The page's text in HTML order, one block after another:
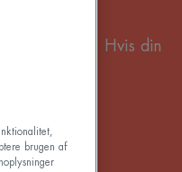
solskoldet. Hvis din
brugen af